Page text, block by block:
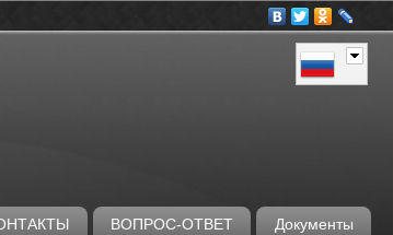
ВОПРОС-ОТВЕТ Документы